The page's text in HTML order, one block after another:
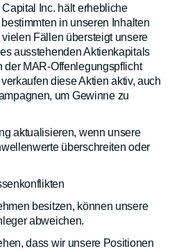
Inc. hält erhebliche
in unseren Inhalten
Fällen übersteigt unsere
ausstehenden Aktienkapitals
der MAR-Offenlegungspflicht
diese Aktien aktiv, auch
um Gewinne zu
aktualisieren, wenn unsere
überschreiten oder
besitzen, können unsere
abweichen.
dass wir unsere Positionen